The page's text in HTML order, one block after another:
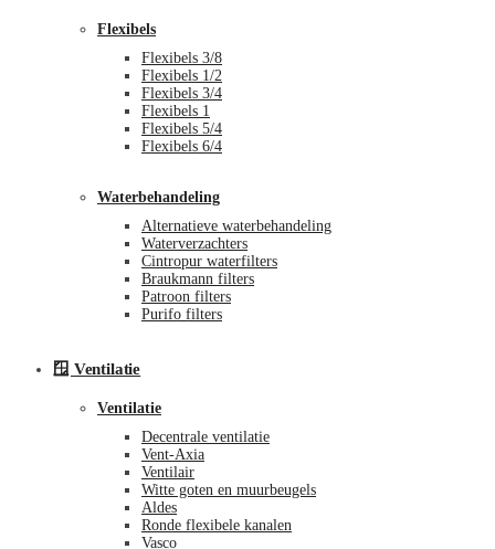
Flexibels
Flexibels 3/8
Flexibels 1/2
Flexibels 3/4
Flexibels 1
Flexibels 5/4
Flexibels 6/4
Waterbehandeling
Alternatieve waterbehandeling
Waterverzachters
Cintropur waterfilters
Braukmann filters
Patroon filters
Purifo filters
🪟 Ventilatie
Ventilatie
Decentrale ventilatie
Vent-Axia
Ventilair
Witte goten en muurbeugels
Aldes
Ronde flexibele kanalen
Vasco